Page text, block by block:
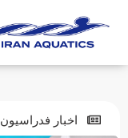
اخبار فدراسیون